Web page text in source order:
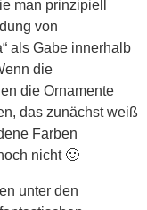
man prinzipiell
von
als Gabe innerhalb
die
die Ornamente
das zunächst weiß
Farben
nicht 🙂
unter den